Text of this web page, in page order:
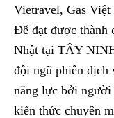
Vietravel, Gas
Để đạt được thành
Nhật tại TÂY
đội ngũ phiên dịch
năng lực bởi người
kiến thức chuyên